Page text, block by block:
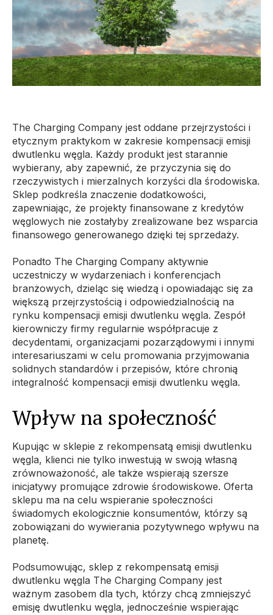
The Charging Company jest oddane przejrzystości i
etycznym praktykom w zakresie kompensacji emisji
dwutlenku węgla. Każdy produkt jest starannie
wybierany, aby zapewnić, że przyczynia się do
rzeczywistych i mierzalnych korzyści dla środowiska.
Sklep podkreśla znaczenie dodatkowości,
zapewniając, że projekty finansowane z kredytów
węglowych nie zostałyby zrealizowane bez wsparcia
finansowego generowanego dzięki tej sprzedaży.
Ponadto The Charging Company aktywnie
uczestniczy w wydarzeniach i konferencjach
branżowych, dzieląc się wiedzą i opowiadając się za
większą przejrzystością i odpowiedzialnością na
rynku kompensacji emisji dwutlenku węgla. Zespół
kierowniczy firmy regularnie współpracuje z
decydentami, organizacjami pozarządowymi i innymi
interesariuszami w celu promowania przyjmowania
solidnych standardów i przepisów, które chronią
integralność kompensacji emisji dwutlenku węgla.
Wpływ na społeczność
Kupując w sklepie z rekompensatą emisji dwutlenku
węgla, klienci nie tylko inwestują w swoją własną
zrównoważoność, ale także wspierają szersze
inicjatywy promujące zdrowie środowiskowe. Oferta
sklepu ma na celu wspieranie społeczności
świadomych ekologicznie konsumentów, którzy są
zobowiązani do wywierania pozytywnego wpływu na
planetę.
Podsumowując, sklep z rekompensatą emisji
dwutlenku węgla The Charging Company jest
ważnym zasobem dla tych, którzy chcą zmniejszyć
emisję dwutlenku węgla, jednocześnie wspierając